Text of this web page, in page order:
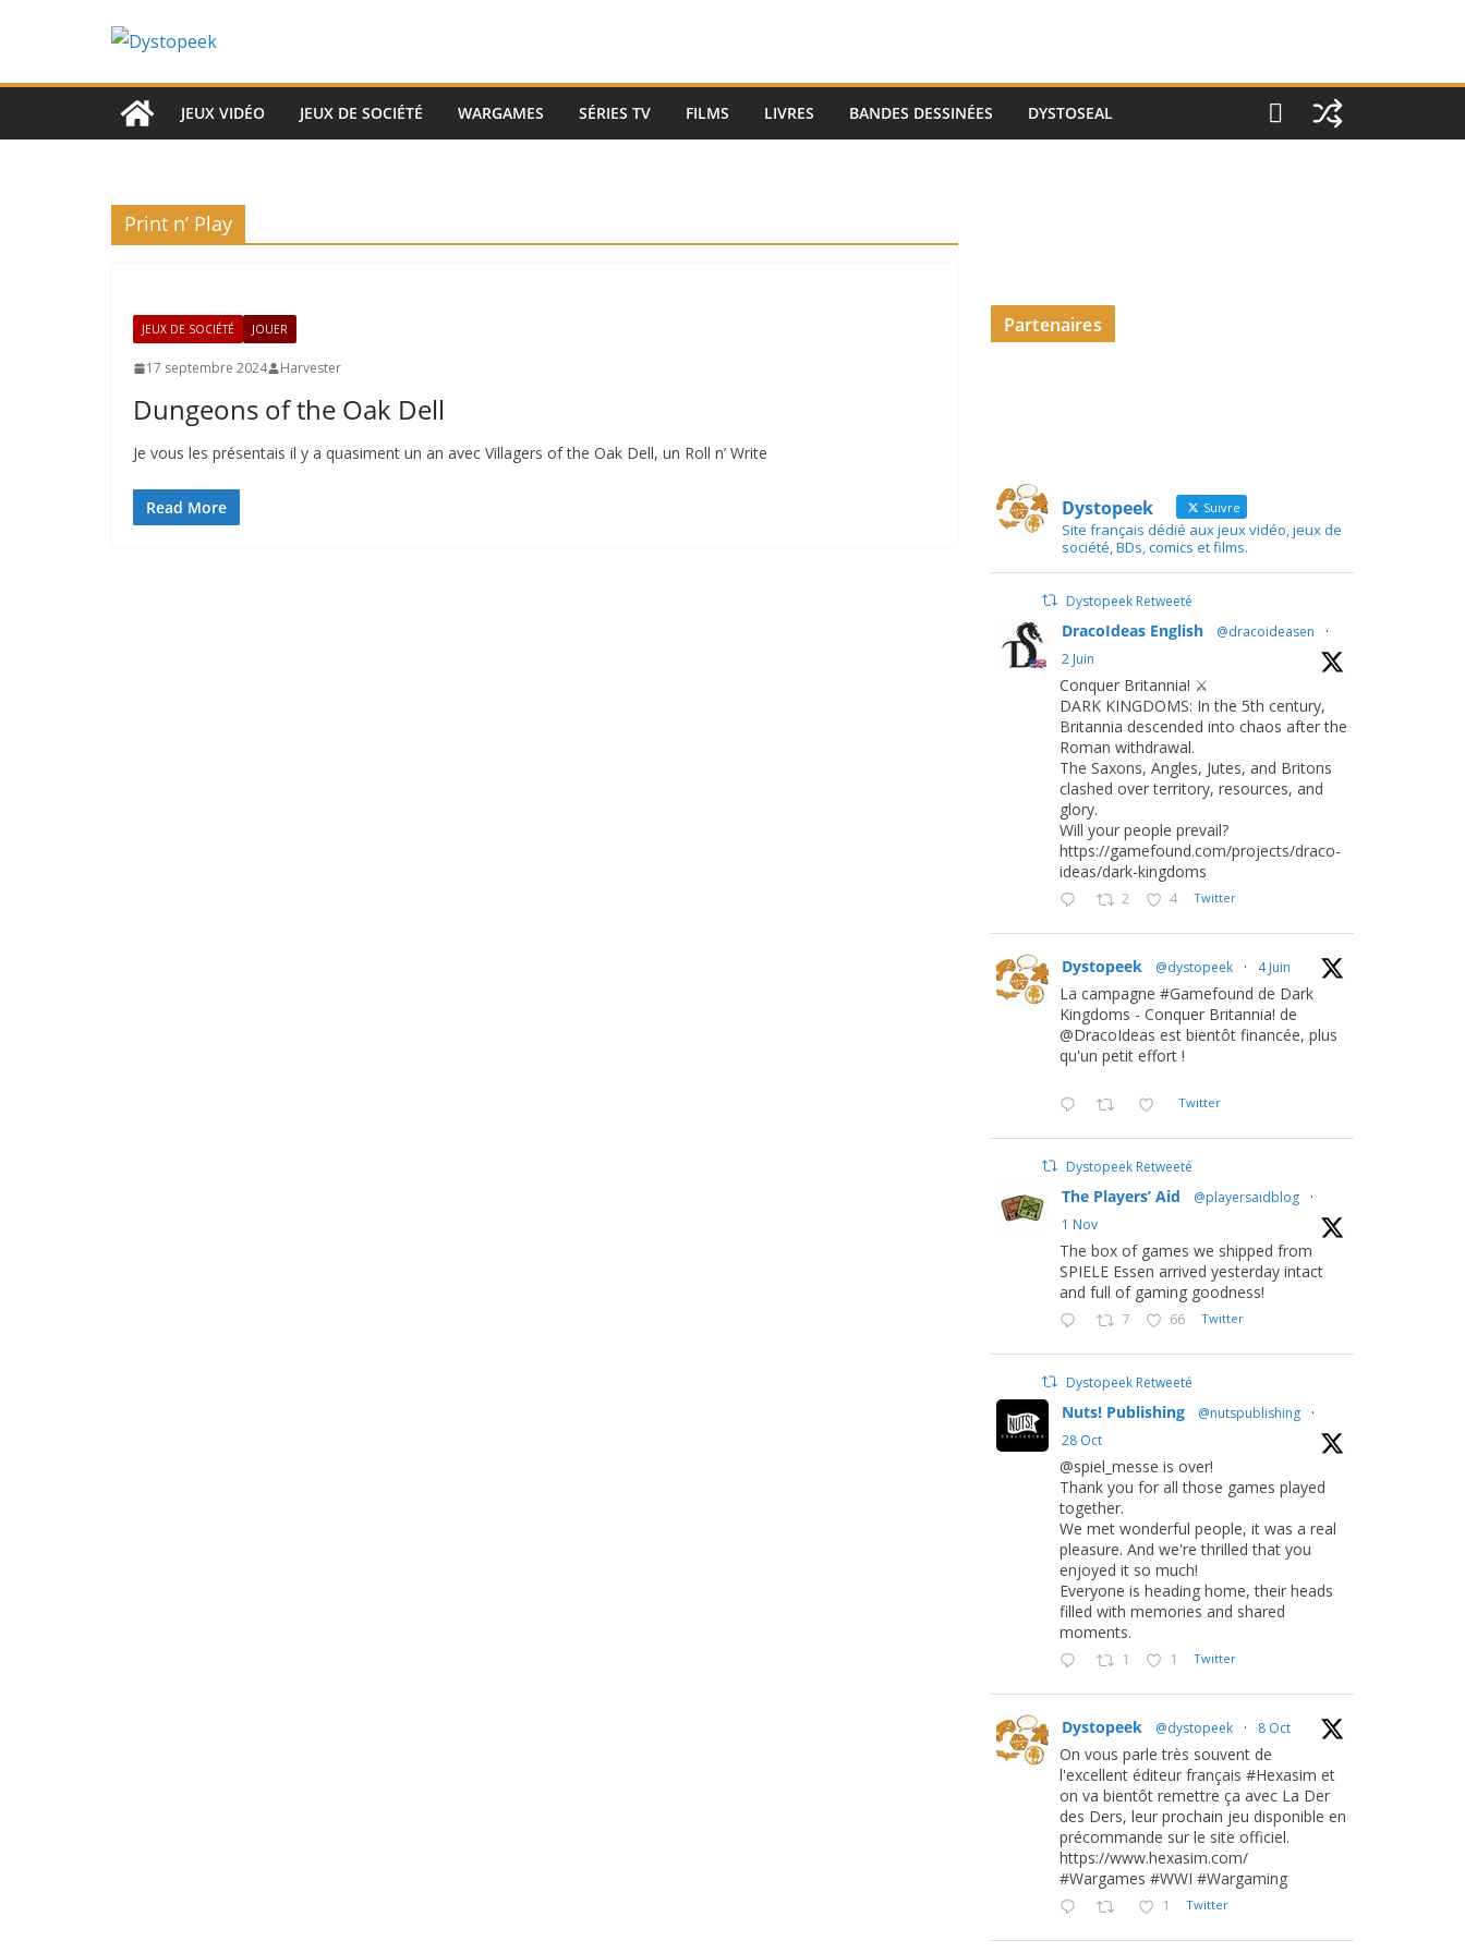
JEUX VIDÉO JEUX DE SOCIÉTÉ WARGAMES SÉRIES TV FILMS LIVRES BANDES DESSINÉES DYSTOSEAL
Print n’ Play
JEUX DE SOCIÉTÉ JOUER
17 septembre 2024 Harvester
Dungeons of the Oak Dell
Je vous les présentais il y a quasiment un an avec Villagers of the Oak Dell, un Roll n’ Write
Read More
Partenaires
Dystopeek Suivre
Site français dédié aux jeux vidéo, jeux de
société, BDs, comics et films.
Dystopeek Retweeté
DracoIdeas English @dracoideasen
·
2 Juin
Conquer Britannia! ⚔️
DARK KINGDOMS: In the 5th century,
Britannia descended into chaos after the
Roman withdrawal.
The Saxons, Angles, Jutes, and Britons
clashed over territory, resources, and
glory.
Will your people prevail?
https://gamefound.com/projects/draco-
ideas/dark-kingdoms
2 4 Twitter
Dystopeek @dystopeek · 4 Juin
La campagne #Gamefound de Dark
Kingdoms - Conquer Britannia! de
@DracoIdeas est bientôt financée, plus
qu'un petit effort !
Twitter
Dystopeek Retweeté
The Players’ Aid @playersaidblog
·
1 Nov
The box of games we shipped from
SPIELE Essen arrived yesterday intact
and full of gaming goodness!
7 66 Twitter
Dystopeek Retweeté
Nuts! Publishing @nutspublishing
·
28 Oct
@spiel_messe is over!
Thank you for all those games played
together.
We met wonderful people, it was a real
pleasure. And we're thrilled that you
enjoyed it so much!
Everyone is heading home, their heads
filled with memories and shared
moments.
1 1 Twitter
Dystopeek @dystopeek · 8 Oct
On vous parle très souvent de
l'excellent éditeur français #Hexasim et
on va bientôt remettre ça avec La Der
des Ders, leur prochain jeu disponible en
précommande sur le site officiel.
https://www.hexasim.com/
#Wargames #WWI #Wargaming
1 Twitter